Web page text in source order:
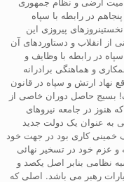
در رابطه با سپاه
پیروزی این
از انقلاب و دستاوردهای آن
در رابطه با وظایف و
و هماهنگی برادرانه
نهاد ارتش و سپاه در قانون
بسیج حاصل دوران خاصی از
هنوز در جامعه نیروهای
به عنوان یک دولت جدید
خمینی کاری بود در جهت خود
و عزم خود در تسخیر نهائی
نظامی بنابر اصل یکصد و
رهبر می باشد. اصلی که